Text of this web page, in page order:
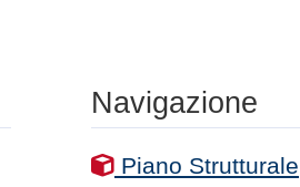
Navigazione
Piano Strutturale